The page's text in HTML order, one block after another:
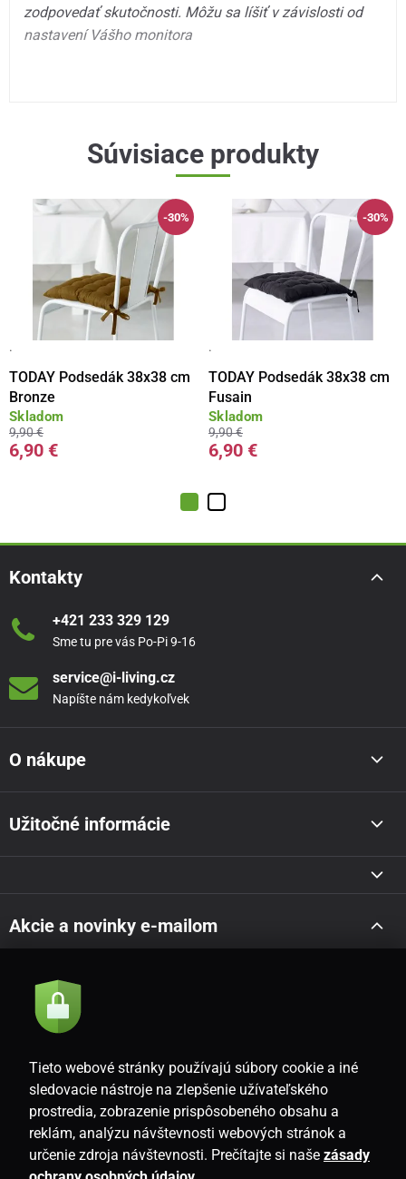
zodpovedať skutočnosti. Môžu sa líšiť v závislosti od
nastavení Vášho monitora
Súvisiace produkty
-30%
·
TODAY Podsedák 38x38 cm
Bronze
Skladom
9,90 €
6,90 €
-30%
·
TODAY Podsedák 38x38 cm
Fusain
Skladom
9,90 €
6,90 €
Kontakty
+421 233 329 129
Sme tu pre vás Po-Pi 9-16
service@i-living.cz
Napíšte nám kedykoľvek
O nákupe
Užitočné informácie
Akcie a novinky e-mailom
Súhlasím so
SK
Tieto webové stránky používajú súbory cookie a iné
sledovacie nástroje na zlepšenie užívateľského
prostredia, zobrazenie prispôsobeného obsahu a
reklám, analýzu návštevnosti webových stránok a
určenie zdroja návštevnosti. Prečítajte si naše zásady